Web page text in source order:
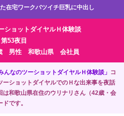
在宅ワークバツイチ巨乳に中出し
ショットダイヤルＨ体験談
第53夜目
男性 和歌山県 会社員
んなのツーショットダイヤルＨ体験談」 コ
ショットダイヤルでのＨな出来事を夜話
和歌山県在住のウリナリさん（42歳・会
です。